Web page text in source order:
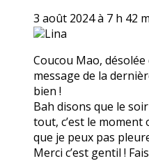
3 août 2024 à 7 h 42
Lina
Coucou Mao,
message de la
bien !
Bah disons que le
tout, c’est le
que je peux pas
Merci c’est gentil !